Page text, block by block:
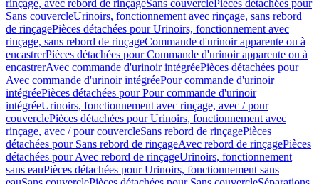
rinçage, avec rebord de rinçageSans couverclePièces détachées pour
Sans couvercleUrinoirs, fonctionnement avec rinçage, sans rebord
de rinçagePièces détachées pour Urinoirs, fonctionnement avec
rinçage, sans rebord de rinçageCommande d'urinoir apparente ou à
encastrerPièces détachées pour Commande d'urinoir apparente ou à
encastrerAvec commande d'urinoir intégréePièces détachées pour
Avec commande d'urinoir intégréePour commande d'urinoir
intégréePièces détachées pour Pour commande d'urinoir
intégréeUrinoirs, fonctionnement avec rinçage, avec / pour
couverclePièces détachées pour Urinoirs, fonctionnement avec
rinçage, avec / pour couvercleSans rebord de rinçagePièces
détachées pour Sans rebord de rinçageAvec rebord de rinçagePièces
détachées pour Avec rebord de rinçageUrinoirs, fonctionnement
sans eauPièces détachées pour Urinoirs, fonctionnement sans